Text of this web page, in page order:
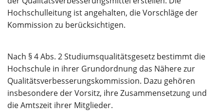
Hochschulleitung ist angehalten, die Vorschläge der
Kommission zu berücksichtigen.
Nach § 4 Abs. 2 Studiumsqualitätsgesetz bestimmt die
Hochschule in ihrer Grundordnung das Nähere zur
Qualitätsverbesserungskommission. Dazu gehören
insbesondere der Vorsitz, ihre Zusammensetzung und
die Amtszeit ihrer Mitglieder.